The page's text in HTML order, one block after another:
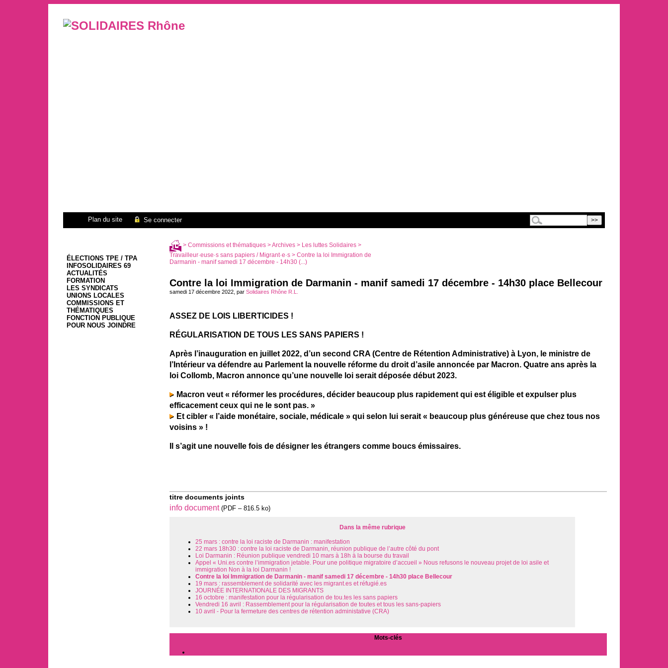
Plan du site Se connecter
ÉLECTIONS TPE / TPA
INFOSOLIDAIRES 69
ACTUALITÉS
FORMATION
LES SYNDICATS
UNIONS LOCALES
COMMISSIONS ET
THÉMATIQUES
FONCTION PUBLIQUE
POUR NOUS JOINDRE
> Commissions et thématiques>Archives> Les luttes Solidaires>
Travailleur·euse·s sans papiers / Migrant·e·s> Contre la loi Immigration de
Darmanin - manif samedi 17 décembre - 14h30 (...)
Contre la loi Immigration de Darmanin - manif samedi 17 décembre - 14h30 place Bellecour
samedi 17 décembre 2022, par Solidaires Rhône R.L.
ASSEZ DE LOIS LIBERTICIDES !
RÉGULARISATION DE TOUS LES SANS PAPIERS !
Après l’inauguration en juillet 2022, d’un second CRA (Centre de Rétention Administrative) à Lyon, le ministre de
l’Intérieur va défendre au Parlement la nouvelle réforme du droit d’asile annoncée par Macron. Quatre ans après la
loi Collomb, Macron annonce qu’une nouvelle loi serait déposée début 2023.
Macron veut « réformer les procédures, décider beaucoup plus rapidement qui est éligible et expulser plus
efficacement ceux qui ne le sont pas. »
Et cibler « l’aide monétaire, sociale, médicale » qui selon lui serait « beaucoup plus généreuse que chez tous nos
voisins » !
Il s’agit une nouvelle fois de désigner les étrangers comme boucs émissaires.
titre documents joints
info document (PDF – 816.5 ko)
Dans la même rubrique
25 mars : contre la loi raciste de Darmanin : manifestation
22 mars 18h30 : contre la loi raciste de Darmanin, réunion publique de l’autre côté du pont
Loi Darmanin : Réunion publique vendredi 10 mars à 18h à la bourse du travail
Appel « Uni.es contre l’immigration jetable. Pour une politique migratoire d’accueil » Nous refusons le nouveau projet de loi asile et
immigration Non à la loi Darmanin !
Contre la loi Immigration de Darmanin - manif samedi 17 décembre - 14h30 place Bellecour
19 mars : rassemblement de solidarité avec les migrant.es et réfugié.es
JOURNÉE INTERNATIONALE DES MIGRANTS
16 octobre : manifestation pour la régularisation de tou.tes les sans papiers
Vendredi 16 avril : Rassemblement pour la régularisation de toutes et tous les sans-papiers
10 avril - Pour la fermeture des centres de rétention administative (CRA)
Mots-clés